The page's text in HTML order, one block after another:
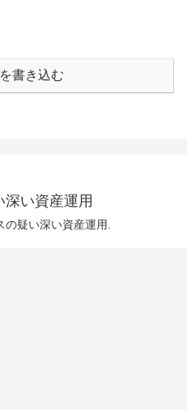
書き込む
深い資産運用
疑い深い資産運用.